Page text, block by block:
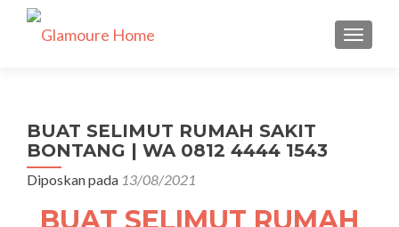
TUKAR
BUAT SELIMUT RUMAH SAKIT
BONTANG | WA 0812 4444 1543
Diposkan pada 13/08/2021
BUAT SELIMUT RUMAH